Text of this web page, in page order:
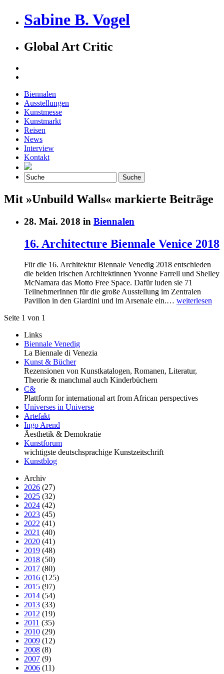
Sabine B. Vogel
Global Art Critic
Biennalen
Ausstellungen
Kunstmesse
Kunstmarkt
Reisen
News
Interview
Kontakt
Mit »Unbuild Walls« markierte Beiträge
28. Mai. 2018 in Biennalen
16. Architecture Biennale Venice 2018
Für die 16. Architektur Biennale Venedig 2018 entschieden
die beiden irischen Architektinnen Yvonne Farrell und Shelley
McNamara das Motto Free Space. Dafür luden sie 71
TeilnehmerInnen für die große Ausstellung im Zentralen
Pavillon in den Giardini und im Arsenale ein.… weiterlesen
Seite 1 von 1
Links
Biennale Venedig
La Biennale di Venezia
Kunst & Bücher
Rezensionen von Kunstkatalogen, Romanen, Literatur,
Theorie & manchmal auch Kinderbüchern
C&
Plattform for international art from African perspectives
Universes in Universe
Artefakt
Ingo Arend
Äesthetik & Demokratie
Kunstforum
wichtigste deutschsprachige Kunstzeitschrift
Kunstblog
Archiv
2026 (27)
2025 (32)
2024 (42)
2023 (45)
2022 (41)
2021 (40)
2020 (41)
2019 (48)
2018 (50)
2017 (80)
2016 (125)
2015 (97)
2014 (54)
2013 (33)
2012 (19)
2011 (35)
2010 (29)
2009 (12)
2008 (8)
2007 (9)
2006 (11)